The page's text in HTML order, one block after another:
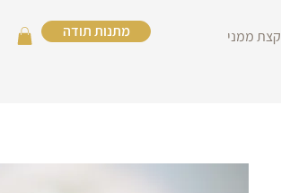
מתנות תודה
קצת ממני